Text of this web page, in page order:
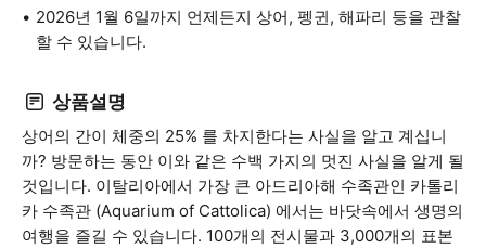
2026년 1월 6일까지 언제든지 상어, 펭귄, 해파리 등을 관찰
할 수 있습니다.
상품설명
상어의 간이 체중의 25% 를 차지한다는 사실을 알고 계십니
까? 방문하는 동안 이와 같은 수백 가지의 멋진 사실을 알게 될
것입니다. 이탈리아에서 가장 큰 아드리아해 수족관인 카톨리
카 수족관 (Aquarium of Cattolica) 에서는 바닷속에서 생명의
여행을 즐길 수 있습니다. 100개의 전시물과 3,000개의 표본